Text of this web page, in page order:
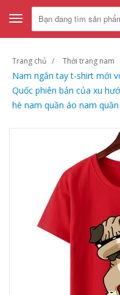
Toggle
navigation
Trang chủ Thời trang nam
Nam ngắn tay t-shirt mới
Quốc phiên bản của xu
hè nam quần áo nam